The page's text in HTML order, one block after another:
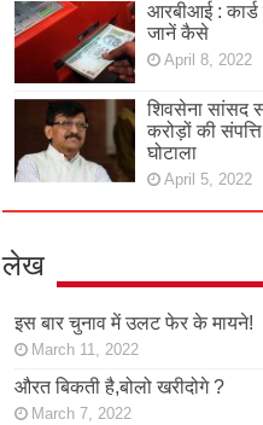
आरबीआई : कार्ड
जानें कैसे
April 8, 2022
शिवसेना सांसद
करोड़ों की
घोटाला
April 5, 2022
लेख
इस बार चुनाव में उलट फेर के मायने!
March 11, 2022
औरत बिकती है,बोलो खरीदोगे ?
March 7, 2022